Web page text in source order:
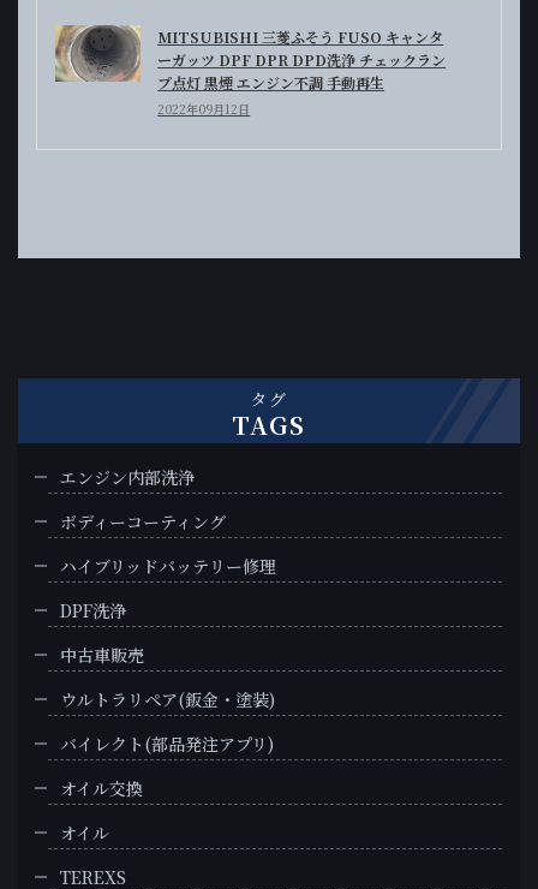
MITSUBISHI 三菱ふそう FUSO キャンタ
ーガッツ DPF DPR DPD洗浄 チェックラン
プ点灯 黒煙 エンジン不調 手動再生
2022年09月12日
タグ
TAGS
エンジン内部洗浄
ボディーコーティング
ハイブリッドバッテリー修理
DPF洗浄
中古車販売
ウルトラリペア(鈑金・塗装)
バイレクト(部品発注アプリ)
オイル交換
オイル
TEREXS